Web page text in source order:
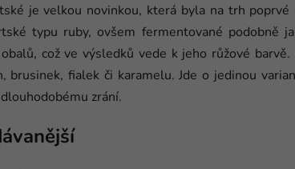
je velkou novinkou, která byla na trh poprvé
typu ruby, ovšem fermentované podobně
což ve výsledků vede k jeho růžové
brusinek, fialek či karamelu. Jde o jedinou
zrání.